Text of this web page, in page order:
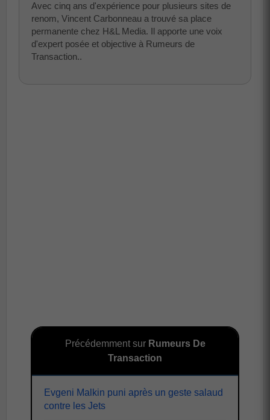
Avec cinq ans d'expérience pour plusieurs sites de
renom, Vincent Carbonneau a trouvé sa place
permanente chez H&L Media. Il apporte une voix
d'expert posée et objective à Rumeurs de
Transaction..
Précédemment sur Rumeurs De
Transaction
Evgeni Malkin puni après un geste salaud
contre les Jets